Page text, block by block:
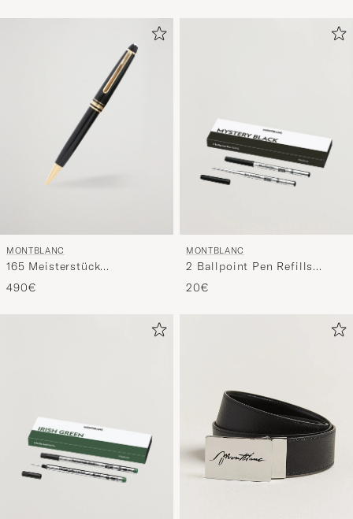
MONTBLANC
165 Meisterstück
Mechanical Coated
Classique Pencil Yellow
490€
MONTBLANC
2 Ballpoint Pen Refills
Mystery Black
20€